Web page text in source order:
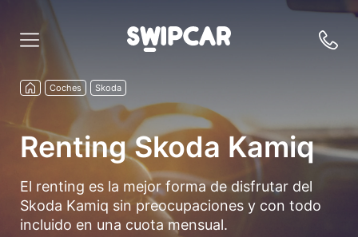
Coches Skoda
Renting Skoda Kamiq
El renting es la mejor forma de disfrutar del
Skoda Kamiq sin preocupaciones y con todo
incluido en una cuota mensual.